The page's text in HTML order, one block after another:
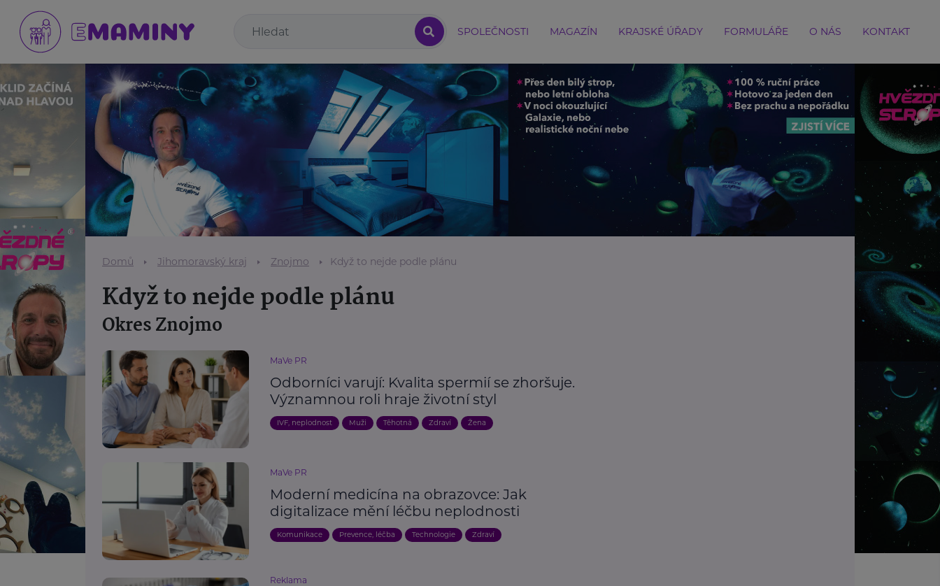
SPOLEČNOSTI MAGAZÍN KRAJSKÉ ÚŘADY FORMULÁŘE O NÁS KONTAKT
Domů Jihomoravský kraj Znojmo Když to nejde podle plánu
Když to nejde podle plánu
Okres Znojmo
MaVe PR
Odborníci varují: Kvalita spermií se zhoršuje.
Významnou roli hraje životní styl
IVF, neplodnost Muži Těhotná Zdraví Žena
MaVe PR
Moderní medicína na obrazovce: Jak
digitalizace mění léčbu neplodnosti
Komunikace Prevence, léčba Technologie Zdraví
Reklama